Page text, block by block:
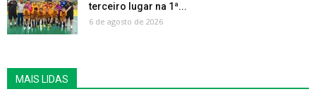
terceiro lugar na 1ª...
6 de agosto de 2026
MAIS LIDAS